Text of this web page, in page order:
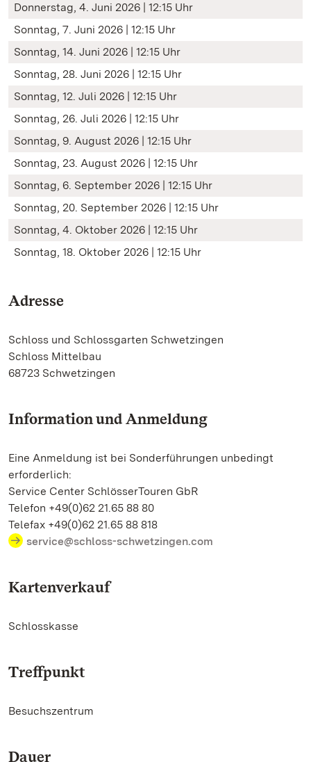
Donnerstag, 4. Juni 2026 | 12:15 Uhr
Sonntag, 7. Juni 2026 | 12:15 Uhr
Sonntag, 14. Juni 2026 | 12:15 Uhr
Sonntag, 28. Juni 2026 | 12:15 Uhr
Sonntag, 12. Juli 2026 | 12:15 Uhr
Sonntag, 26. Juli 2026 | 12:15 Uhr
Sonntag, 9. August 2026 | 12:15 Uhr
Sonntag, 23. August 2026 | 12:15 Uhr
Sonntag, 6. September 2026 | 12:15 Uhr
Sonntag, 20. September 2026 | 12:15 Uhr
Sonntag, 4. Oktober 2026 | 12:15 Uhr
Sonntag, 18. Oktober 2026 | 12:15 Uhr
Adresse
Schloss und Schlossgarten Schwetzingen
Schloss Mittelbau
68723 Schwetzingen
Information und Anmeldung
Eine Anmeldung ist bei Sonderführungen unbedingt
erforderlich:
Service Center SchlösserTouren GbR
Telefon +49(0)62 21.65 88 80
Telefax +49(0)62 21.65 88 818
service@schloss-schwetzingen.com
Kartenverkauf
Schlosskasse
Treffpunkt
Besuchszentrum
Dauer